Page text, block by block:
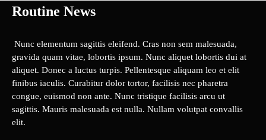
Routine News
Nunc elementum sagittis eleifend. Cras non sem malesuada,
gravida quam vitae, lobortis ipsum. Nunc aliquet lobortis dui at
aliquet. Donec a luctus turpis. Pellentesque aliquam leo et elit
finibus iaculis. Curabitur dolor tortor, facilisis nec pharetra
congue, euismod non ante. Nunc tristique facilisis arcu ut
sagittis. Mauris malesuada est nulla. Nullam volutpat convallis
elit.